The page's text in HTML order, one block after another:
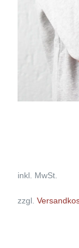
inkl. MwSt.
zzgl.